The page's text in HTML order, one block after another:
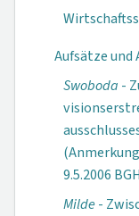
Aufsätze und
Swoboda -
9.5.2006
Milde-